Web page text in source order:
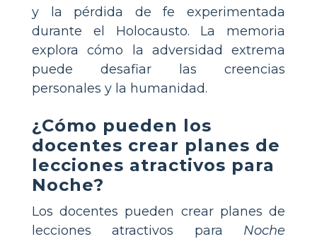
y la pérdida de fe experimentada
durante el Holocausto. La memoria
explora cómo la adversidad extrema
puede desafiar las creencias
personales y la humanidad.
¿Cómo pueden los
docentes crear planes de
lecciones atractivos para
Noche?
Los docentes pueden crear planes de
lecciones atractivos para Noche